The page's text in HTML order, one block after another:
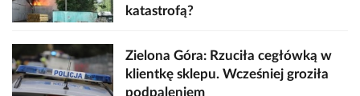
katastrofą?
Zielona Góra: Rzuciła cegłówką w
klientkę sklepu. Wcześniej groziła
podpaleniem